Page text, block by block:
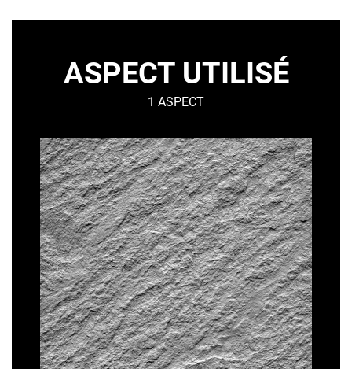
ASPECT UTILISÉ
1 ASPECT
GRANITÉ
–
Minéral